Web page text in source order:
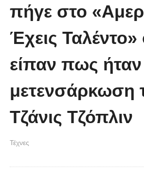
(video)
πήγε στο
Έχεις Ταλέντο»
είπαν πως
μετενσάρκωση
Τζάνις Τζόπλιν
Τέχνες